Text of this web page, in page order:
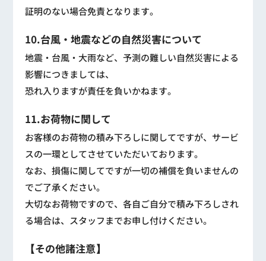
証明のない場合免責となります。
10.台風・地震などの自然災害について
地震・台風・大雨など、予測の難しい自然災害による
影響につきましては、
恐れ入りますが責任を負いかねます。
11.お荷物に関して
お客様のお荷物の積み下ろしに関してですが、サービ
スの一環としてさせていただいております。
なお、損傷に関してですが一切の補償を負いませんの
でご了承ください。
大切なお荷物ですので、各自ご自分で積み下ろしされ
る場合は、スタッフまでお申し付けください。
【その他諸注意】